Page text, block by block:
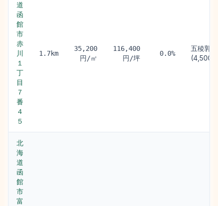
道
函
館
市
赤
川
１
丁
目
７
番
４
５
1.7km
35,200
円/㎡
116,400
円/坪
0.0%
五稜郭駅
北
海
道
函
館
市
富